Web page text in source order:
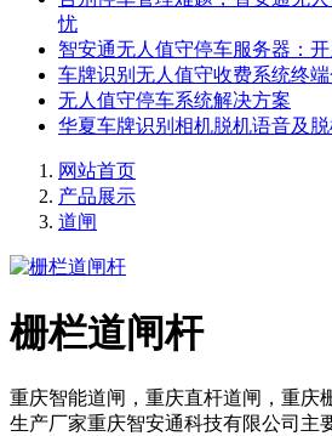
忧
智安通无人值守停车服务器：
车牌识别无人值守收费系统终
无人值守停车系统解决方案
华夏车牌识别相机脱机语音及
网站首页
产品展示
道闸
栅栏道闸杆
重庆智能道闸，重庆直杆道闸，重庆
生产厂家重庆智安通科技有限公司主